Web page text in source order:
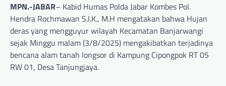
MPN.-JABAR– Kabid Humas Polda Jabar Kombes Pol.
Hendra Rochmawan S.I.K., M.H mengatakan bahwa Hujan
deras yang mengguyur wilayah Kecamatan Banjarwangi
sejak Minggu malam (3/8/2025) mengakibatkan terjadinya
bencana alam tanah longsor di Kampung Cipongpok RT 05
RW 01, Desa Tanjungjaya.